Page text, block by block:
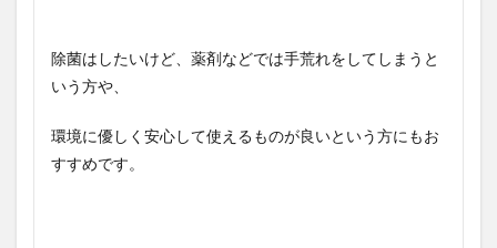
除菌はしたいけど、薬剤などでは手荒れをしてしまうと
いう方や、
環境に優しく安心して使えるものが良いという方にもお
すすめです。